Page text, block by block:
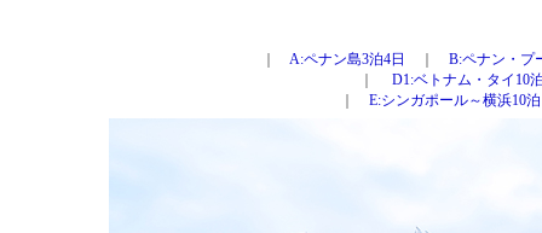
A:ペナン島3泊4日
B:ペナン・プ
D1:ベトナム・タイ10
E:シンガポール～横浜10